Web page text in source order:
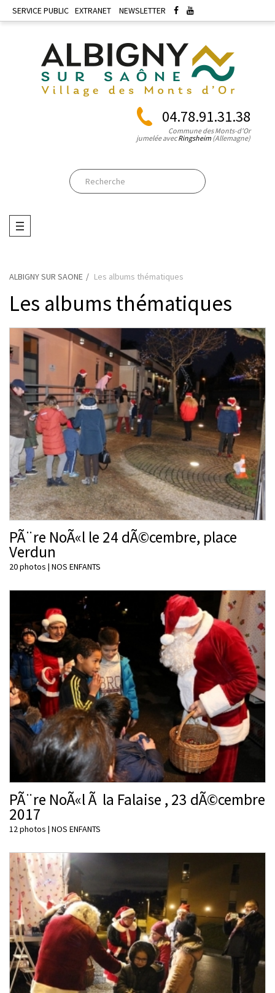
SERVICE PUBLIC EXTRANET NEWSLETTER
04.78.91.31.38
Commune des Monts-d'Or
jumelée avecRingsheim (Allemagne)
ALBIGNY SUR SAONE Les albums thématiques
Les albums thématiques
PÃ¨re NoÃ«l le 24 dÃ©cembre, place
Verdun
20 photos | NOS ENFANTS
PÃ¨re NoÃ«l Ã la Falaise , 23 dÃ©cembre
2017
12 photos | NOS ENFANTS